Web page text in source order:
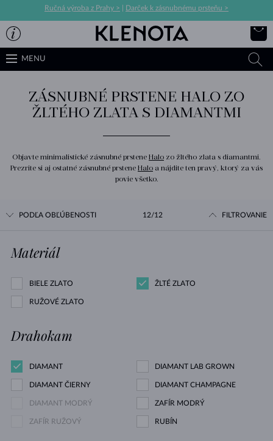
Ručná výroba z Prahy > Darček k zásnubnému prsteňu >
MENU
ZÁSNUBNÉ PRSTENE HALO ZO
ŽLTÉHO ZLATA S DIAMANTMI
Objavte minimalistické zásnubné prstene Halo zo žltého zlata s diamantmi.
Prezrite si aj ostatné zásnubné prstene Halo a nájdite ten pravý, ktorý za vás
povie všetko.
PODĽA OBĽÚBENOSTI 12/12 FILTROVANIE
Materiál
BIELE ZLATO ŽLTÉ ZLATO
RUŽOVÉ ZLATO
Drahokam
DIAMANT DIAMANT LAB GROWN
DIAMANT ČIERNY DIAMANT CHAMPAGNE
DIAMANT MODRÝ ZAFÍR MODRÝ
ZAFÍR RUŽOVÝ RUBÍN